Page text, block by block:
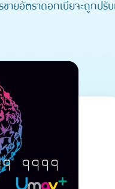
ขายอัตราดอกเบี้ยจะถูกป